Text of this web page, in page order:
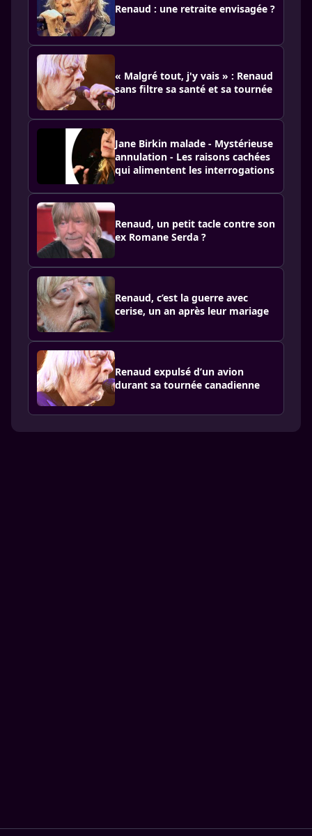
Renaud : une retraite envisagée ?
« Malgré tout, j'y vais » : Renaud
sans filtre sa santé et sa tournée
Jane Birkin malade - Mystérieuse
annulation - Les raisons cachées
qui alimentent les interrogations
Renaud, un petit tacle contre son
ex Romane Serda ?
Renaud, c’est la guerre avec
cerise, un an après leur mariage
Renaud expulsé d’un avion
durant sa tournée canadienne